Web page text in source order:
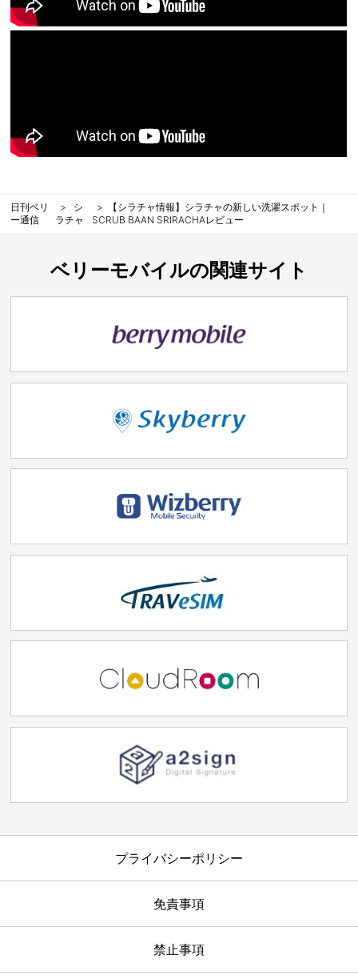
日刊ベリ
ー通信
シ
ラチャ
【シラチャ情報】シラチャの新しい洗濯スポット｜
SCRUB BAAN SRIRACHAレビュー
ベリーモバイルの関連サイト
プライバシーポリシー
免責事項
禁止事項